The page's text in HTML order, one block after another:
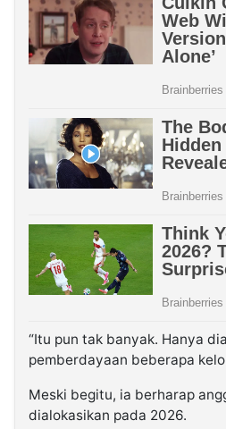
“Itu pun tak banyak. Hanya
pemberdayaan beberapa
Meski begitu, ia berharap
dialokasikan pada 2026.